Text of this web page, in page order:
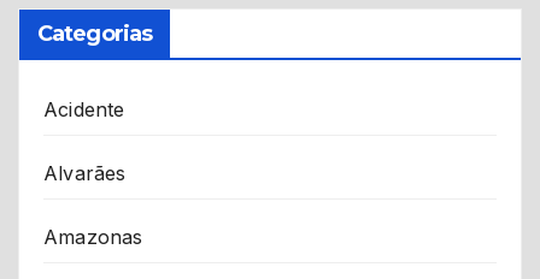
Categorias
Acidente
Alvarães
Amazonas